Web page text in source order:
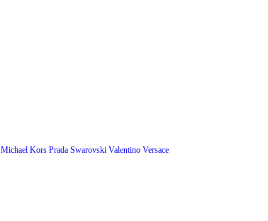
Michael Kors Prada Swarovski Valentino Versace